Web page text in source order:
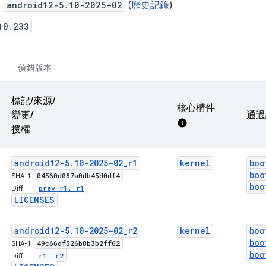
android12-5.10-2025-02 (歷史記錄)
偵錯版本
標記/來源/
變更/
授權
核心構件
info
通
android12-5. 10-2025-02_r1
SHA-1: 04560d087a0db45d0df4
Diff: prev r1 . . r1
LICENSES
kernel
android12-5. 10-2025-02_r2
SHA-1: 49c66df526b8b3b2ff62
Diff: r1 . . r2
kernel